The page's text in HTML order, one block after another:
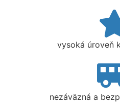
vysoká úroveň
nezáväzná a